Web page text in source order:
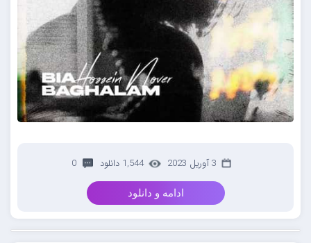
3 آوریل 2023 1,544 دانلود 0
ادامه و دانلود